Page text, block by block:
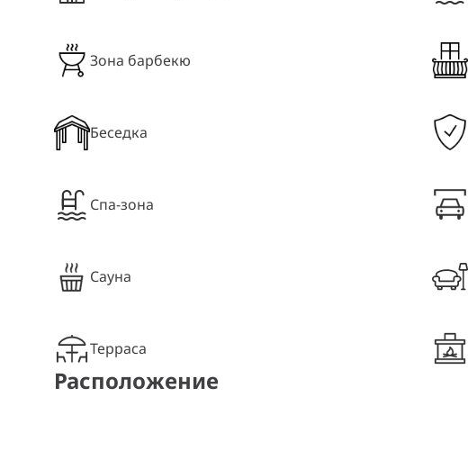
Зона барбекю
Беседка
Спа-зона
Сауна
Терраса
Расположение